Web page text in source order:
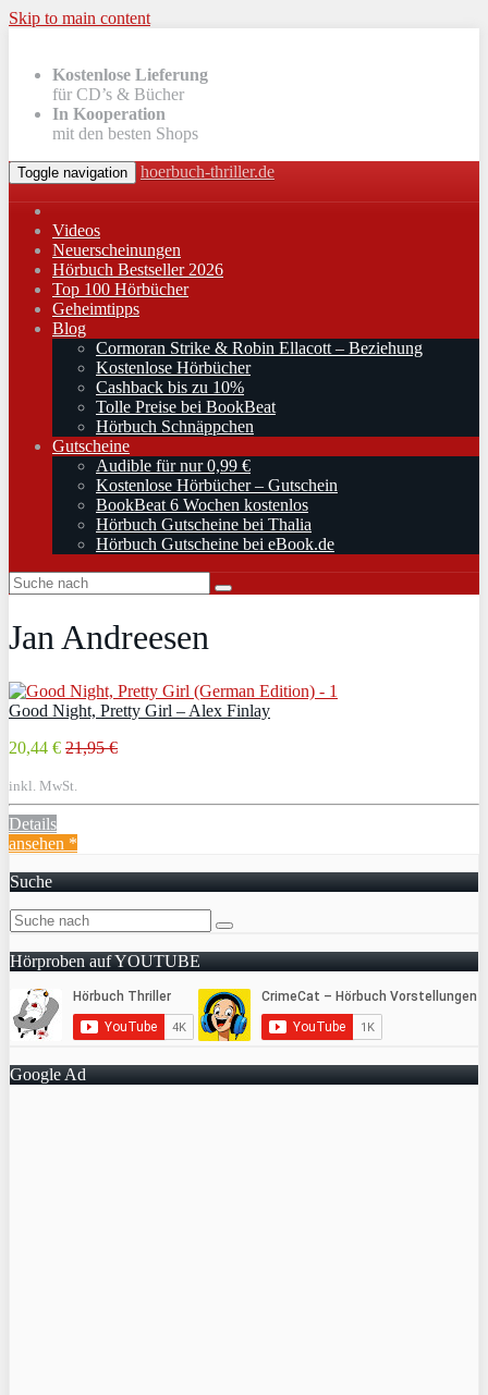
Skip to main content
Kostenlose Lieferung
für CD’s & Bücher
In Kooperation
mit den besten Shops
Toggle navigation hoerbuch-thriller.de
Videos
Neuerscheinungen
Hörbuch Bestseller 2026
Top 100 Hörbücher
Geheimtipps
Blog
Cormoran Strike & Robin Ellacott – Beziehung
Kostenlose Hörbücher
Cashback bis zu 10%
Tolle Preise bei BookBeat
Hörbuch Schnäppchen
Gutscheine
Audible für nur 0,99 €
Kostenlose Hörbücher – Gutschein
BookBeat 6 Wochen kostenlos
Hörbuch Gutscheine bei Thalia
Hörbuch Gutscheine bei eBook.de
Jan Andreesen
Good Night, Pretty Girl – Alex Finlay
20,44 € 21,95 €
inkl. MwSt.
Details
ansehen *
Suche
Hörproben auf YOUTUBE
Google Ad